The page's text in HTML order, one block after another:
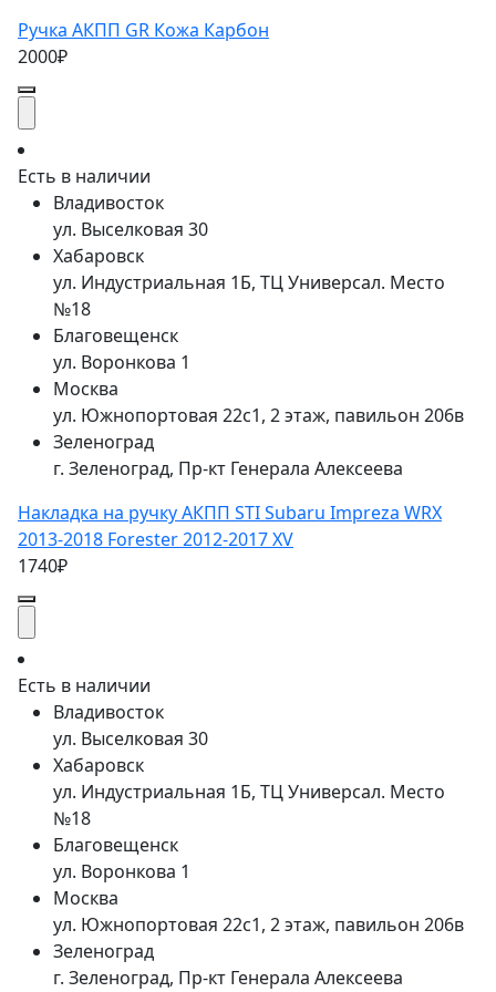
Ручка АКПП GR Кожа Карбон
2000₽
Есть в наличии
Владивосток
ул. Выселковая 30
Хабаровск
ул. Индустриальная 1Б, ТЦ Универсал. Место
№18
Благовещенск
ул. Воронкова 1
Москва
ул. Южнопортовая 22с1, 2 этаж, павильон 206в
Зеленоград
г. Зеленоград, Пр-кт Генерала Алексеева
Накладка на ручку АКПП STI Subaru Impreza WRX
2013-2018 Forester 2012-2017 XV
1740₽
Есть в наличии
Владивосток
ул. Выселковая 30
Хабаровск
ул. Индустриальная 1Б, ТЦ Универсал. Место
№18
Благовещенск
ул. Воронкова 1
Москва
ул. Южнопортовая 22с1, 2 этаж, павильон 206в
Зеленоград
г. Зеленоград, Пр-кт Генерала Алексеева